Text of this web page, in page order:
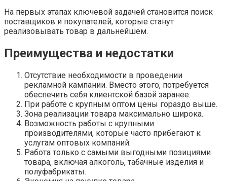
На первых этапах ключевой задачей становится поиск
поставщиков и покупателей, которые станут
реализовывать товар в дальнейшем.
Преимущества и недостатки
Отсутствие необходимости в проведении
рекламной кампании. Вместо этого, потребуется
обеспечить себя клиентской базой заранее.
При работе с крупным оптом цены гораздо выше.
Зона реализации товара максимально широка.
Возможность работы с крупными
производителями, которые часто прибегают к
услугам оптовых компаний.
Работа только с самыми выгодными позициями
товара, включая алкоголь, табачные изделия и
полуфабрикаты.